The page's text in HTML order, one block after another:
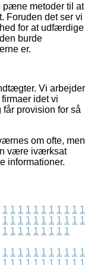
metoder til at
Foruden det ser vi
for at udfærdige
burde
er.
Vi arbejder
idet vi
provision for så
om ofte, men
være iværksat
informationer.
1 1 1 1 1 1 1 1 1 1 1
1 1 1 1 1 1 1 1 1 1 1
1 1 1 1 1 1 1 1 1
1 1 1 1 1 1 1 1 1 1 1
1 1 1 1 1 1 1 1 1 1 1